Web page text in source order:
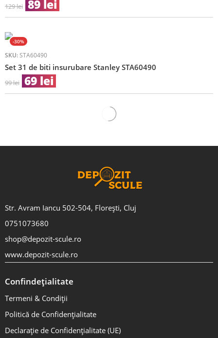
129lei 89 lei
-30%
SKU: STA60490
Set 31 de biti insurubare Stanley STA60490
99lei 69 lei
Str. Avram Iancu 502-504, Florești, Cluj
0751073680
shop@depozit-scule.ro
www.depozit-scule.ro
Confindețialitate
Termeni & Condiții
Politică de Confidențialitate
Declarație de Confidențialitate (UE)